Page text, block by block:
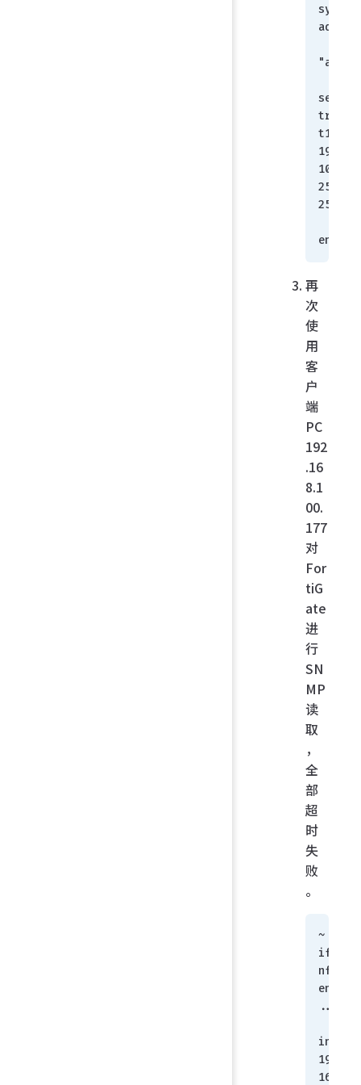
system
admin
set
t1
end
再
次
使
用
客
户
端
PC
192
.16
8.1
00.
177
对
For
tiG
ate
进
行
SN
MP
读
取
，
全
部
超
时
失
败
。
~ >
ifco
nfig
en7
...
inet
192.
168.